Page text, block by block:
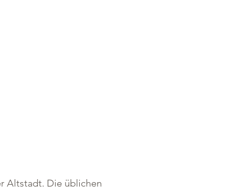
Altstadt. Die üblichen